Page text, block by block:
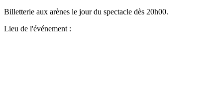
Billetterie aux arènes le jour du spectacle dès 20h00.
Lieu de l'événement :